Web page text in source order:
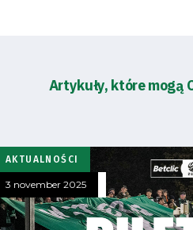
Artykuły, które mogą
AKTUALNOŚCI
3 november 2025